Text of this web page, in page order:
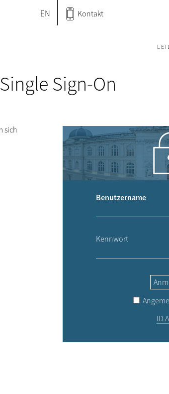
EN Kontakt
Single Sign-On
sich
Benutzername
Kennwort
ID